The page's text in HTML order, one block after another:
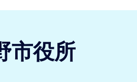
市役所